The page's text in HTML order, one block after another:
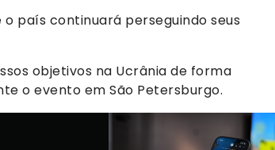
país continuará perseguindo seus
objetivos na Ucrânia de forma
o evento em São Petersburgo.